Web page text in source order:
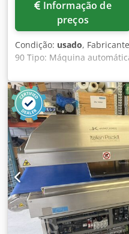
preços
Condição: usado,
90 Tipo: Máquina
Capacidade/Velocidade:
contínuo) Gama de
de Enchimentos:
enchimentos fibrosos (até
plástico (até 160 mm)
Total: Até 300 mm (para
Máximo do Produto
Exclusivas: Lubrificação
mais rápida do mundo
Características Opcionais:
esquerdo ou direito
salsichas, produtos de
cárneos moldados